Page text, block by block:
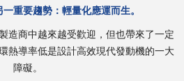
重要趨勢：輕量化應運而生。
造商中越來越受歡迎，但也帶來了一定
熱導率低是設計高效現代發動機的一大
障礙。